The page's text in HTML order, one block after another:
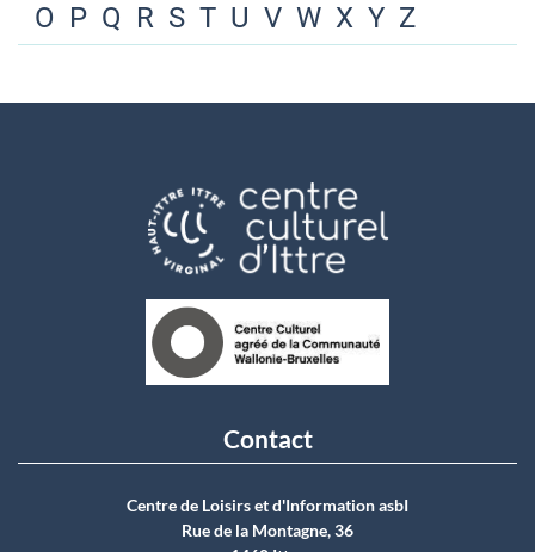
O P Q R S T U V W X Y Z
Contact
Centre de Loisirs et d'Information asbI
Rue de la Montagne, 36